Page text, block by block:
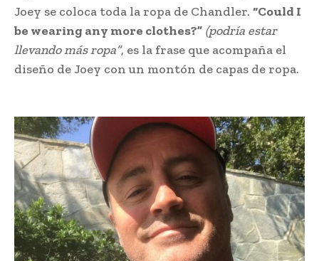
Joey se coloca toda la ropa de Chandler. “Could I
be wearing any more clothes?” (podría estar
llevando más ropa”, es la frase que acompaña el
diseño de Joey con un montón de capas de ropa.